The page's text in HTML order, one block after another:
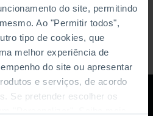
do site, permitindo
Ao "Permitir todos",
tipo de cookies, que
melhor experiência de
do site ou apresentar
e serviços, de acordo
Se pretender escolher os